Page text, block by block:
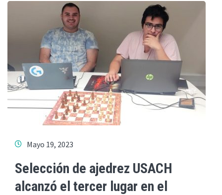
Mayo 19, 2023
Selección de ajedrez USACH
alcanzó el tercer lugar en el